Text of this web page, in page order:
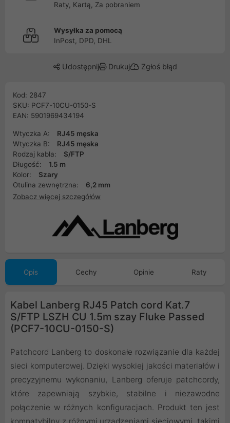
Raty, Kartą, Za pobraniem
Wysyłka za pomocą
InPost, DPD, DHL
Udostępnij Drukuj Zgłoś błąd
Kod: 2847
SKU: PCF7-10CU-0150-S
EAN: 5901969434194
Wtyczka A:
RJ45 męska
Wtyczka B:
RJ45 męska
Rodzaj kabla:
S/FTP
Długość:
1.5 m
Kolor:
Szary
Otulina zewnętrzna:
6,2 mm
Zobacz więcej szczegółów
Opis Cechy Opinie Raty
Kabel Lanberg RJ45 Patch cord Kat.7
S/FTP LSZH CU 1.5m szay Fluke Passed
(PCF7-10CU-0150-S)
Patchcord Lanberg to doskonałe rozwiązanie dla każdej
sieci komputerowej. Dzięki wysokiej jakości materiałów i
precyzyjnemu wykonaniu, Lanberg oferuje patchcordy,
które zapewniają szybkie, stabilne i niezawodne
połączenie w różnych konfiguracjach. Produkt ten jest